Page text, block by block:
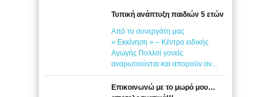
Τυπική ανάπτυξη παιδιών 5 ετών
Από το συνεργάτη μας
« Εκκίνηση » – Κέντρο ειδικής
Αγωγής Πολλοί γονείς
αναρωτιούνται και απορούν αν...
Επικοινωνώ με το μωρό μου…